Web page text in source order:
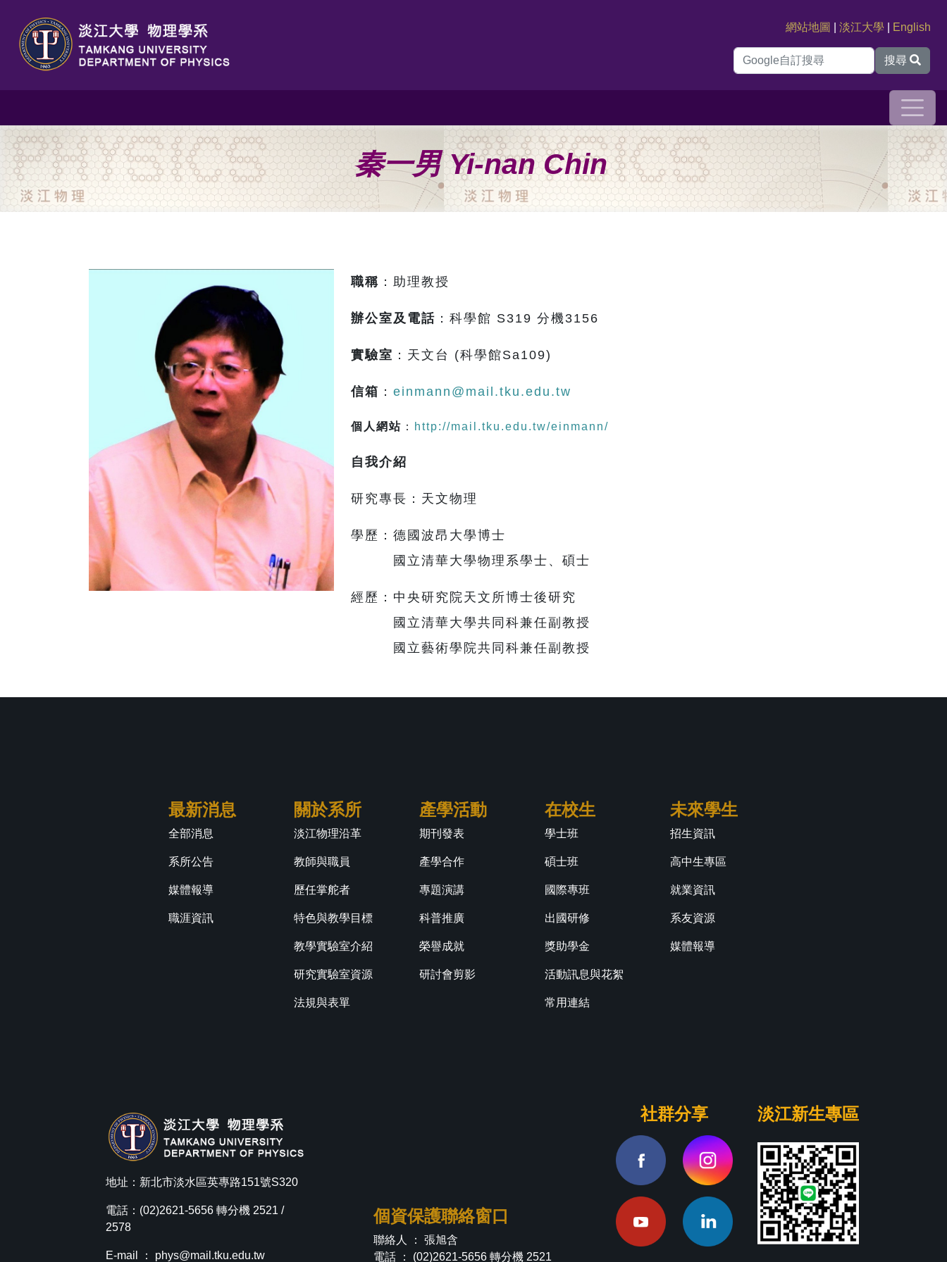
網站地圖 |淡江大學 English
搜尋
秦一男 Yi-nan Chin
職稱 ：助理教授
辦公室及電話 ：科學館 S319 分機3156
實驗室 ：天文台 (科學館Sa109)
信箱 ： einmann@mail.tku.edu.tw
個人網站 ： http://mail.tku.edu.tw/einmann/
自我介紹
研究專長：天文物理
學歷：德國波昂大學博士
國立清華大學物理系學士、碩士
經歷：中央研究院天文所博士後研究
國立清華大學共同科兼任副教授
國立藝術學院共同科兼任副教授
最新消息
全部消息
系所公告
媒體報導
職涯資訊
關於系所
淡江物理沿革
教師與職員
歷任掌舵者
特色與教學目標
教學實驗室介紹
研究實驗室資源
法規與表單
產學活動
期刊發表
產學合作
專題演講
科普推廣
榮譽成就
研討會剪影
在校生
學士班
碩士班
國際專班
出國研修
獎助學金
活動訊息與花絮
常用連結
未來學生
招生資訊
高中生專區
就業資訊
系友資源
媒體報導
地址：新北市淡水區英專路151號S320
電話：(02)2621-5656 轉分機 2521 /
2578
E-mail ： phys@mail.tku.edu.tw
個資保護聯絡窗口
聯絡人 ： 張旭含
電話 ： (02)2621-5656 轉分機 2521
社群分享 淡江新生專區